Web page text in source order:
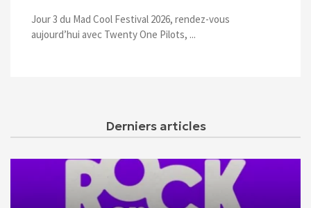
Jour 3 du Mad Cool Festival 2026, rendez-vous
aujourd’hui avec Twenty One Pilots, ...
Derniers articles